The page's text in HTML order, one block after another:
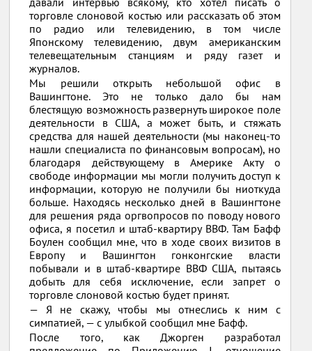
торговле слоновой костью или рассказать об этом
по радио или телевидению, в том числе
Японскому телевидению, двум американским
телевещательным станциям и ряду газет и
журналов.
Мы решили открыть небольшой офис в
Вашингтоне. Это не только дало бы нам
блестящую возможность развернуть широкое поле
деятельности в США, а может быть, и стяжать
средства для нашей деятельности (мы наконец-то
нашли специалиста по финансовым вопросам), но
благодаря действующему в Америке Акту о
свободе информации мы могли получить доступ к
информации, которую не получили бы ниоткуда
больше. Находясь несколько дней в Вашингтоне
для решения ряда оргвопросов по поводу нового
офиса, я посетил и штаб-квартиру ВВФ. Там Бафф
Боулен сообщил мне, что в ходе своих визитов в
Европу и Вашингтон гонконгские власти
побывали и в штаб-квартире ВВФ США, пытаясь
добыть для себя исключение, если запрет о
торговле слоновой костью будет принят.
— Я не скажу, чтобы мы отнеслись к ним с
симпатией, — с улыбкой сообщил мне Бафф.
После того, как Джорген разработал